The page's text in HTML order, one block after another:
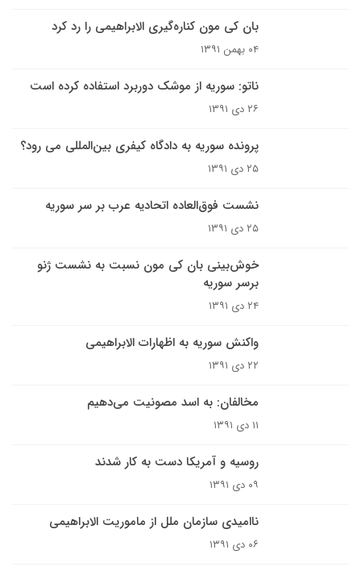
بان کی مون کناره‌گیری الابراهیمی را رد کرد
۰۴ بهمن ۱۳۹۱
ناتو: سوریه از موشک دوربرد استفاده کرده است
۲۶ دی ۱۳۹۱
پرونده سوریه به دادگاه کیفری بین‌المللی می رود؟
۲۵ دی ۱۳۹۱
نشست فوق‌العاده اتحادیه عرب بر سر سوریه
۲۵ دی ۱۳۹۱
خوش‌بینی بان کی مون نسبت به نشست ژنو
برسر سوریه
۲۴ دی ۱۳۹۱
واکنش سوریه به اظهارات الابراهیمی
۲۲ دی ۱۳۹۱
مخالفان: به اسد مصونیت می‌دهیم
۱۱ دی ۱۳۹۱
روسیه و آمریکا دست به کار شدند
۰۹ دی ۱۳۹۱
ناامیدی سازمان ملل از ماموریت الابراهیمی
۰۶ دی ۱۳۹۱